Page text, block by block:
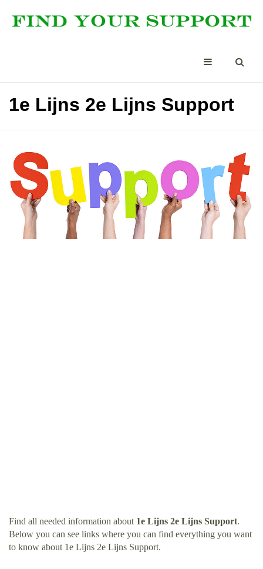
1e Lijns 2e Lijns Support
Find all needed information about 1e Lijns 2e Lijns Support.
Below you can see links where you can find everything you want
to know about 1e Lijns 2e Lijns Support.